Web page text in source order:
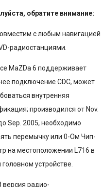
обратите внимание:
с любым навигацией
радиостанциями.
MaZDa 6 поддерживает
подключение CDC, может
внутренняя
производился от Nov.
Sep. 2005, необходимо
перемычку или 0-Ом Чип-
на местоположении L716 в
устройстве.
версия радио-